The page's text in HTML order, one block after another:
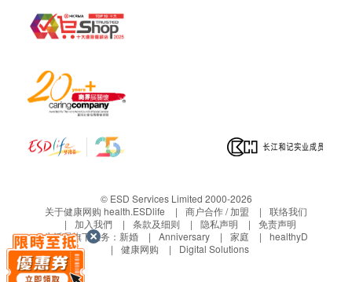
© ESD Services Limited 2000-2026
关于健康网购 health.ESDlife
商户合作 / 加盟
联络我们
加入我們
条款及细则 隐私声明
免责声明
生活易旗下业务： 新婚 Anniversary 家庭
healthyD
健康网购
Digital Solutions